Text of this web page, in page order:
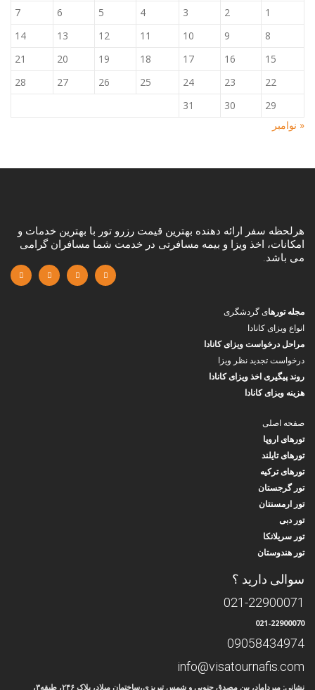
1
2
3
4
5
6
7
8
9
10
11
12
13
14
15
16
17
18
19
20
21
22
23
24
25
26
27
28
29
30
31
« نوامبر
هرلحظه سفر ارائه دهنده بهترین قیمت رزرو تور با بهترین خدمات و
امکانات، اخذ ویزا و بیمه مسافرتی در خدمت شما مسافران گرامی
می باشد.
مجله تورهای گردشگری
انواع ویزای کانادا
مراحل درخواست ویزای کانادا
درخواست تجدید نظر ویزا
روند پیگیری اخذ ویزای کانادا
هزینه ویزای کانادا
صفحه اصلی
تورهای اروپا
تورهای تایلند
تورهای ترکیه
تور گرجستان
تور ارمسنتان
تور دبی
تور سریلانکا
تور هندوستان
سوالی دارید ؟
021-22900071
021-22900070
09058434974
info@visatournafis.com
نشانی: میرداماد، بین مصدق جنوبی و شمس تبریزی،ساختمان میلاد، پلاک ۲۴۶، طبقه۳،